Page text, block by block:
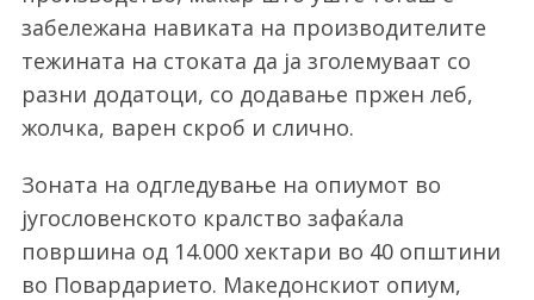
забележана навиката на производителите
тежината на стоката да ја зголемуваат со
разни додатоци, со додавање пржен леб,
жолчка, варен скроб и слично.
Зоната на одгледување на опиумот во
југословенското кралство зафаќала
површина од 14.000 хектари во 40 општини
во Повардарието. Македонскиот опиум,